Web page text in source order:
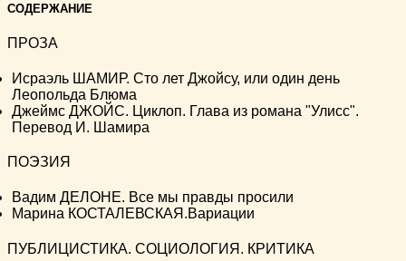
СОДЕРЖАНИЕ
ПРОЗА
Исраэль ШАМИР. Сто лет Джойсу, или один день
Леопольда Блюма
Джеймс ДЖОЙС. Циклоп. Глава из романа "Улисс".
Перевод И. Шамира
ПОЭЗИЯ
Вадим ДЕЛОНЕ. Все мы правды просили
Марина КОСТАЛЕВСКАЯ.Вариации
ПУБЛИЦИСТИКА. СОЦИОЛОГИЯ. КРИТИКА